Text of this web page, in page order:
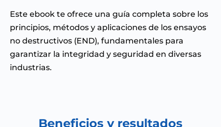
Este ebook te ofrece una guía completa sobre los
principios, métodos y aplicaciones de los ensayos
no destructivos (END), fundamentales para
garantizar la integridad y seguridad en diversas
industrias.
Beneficios y resultados